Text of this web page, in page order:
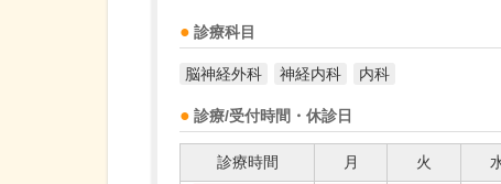
診療科目
脳神経外科 神経内科 内科
診療/受付時間・休診日
診療時間 月 火